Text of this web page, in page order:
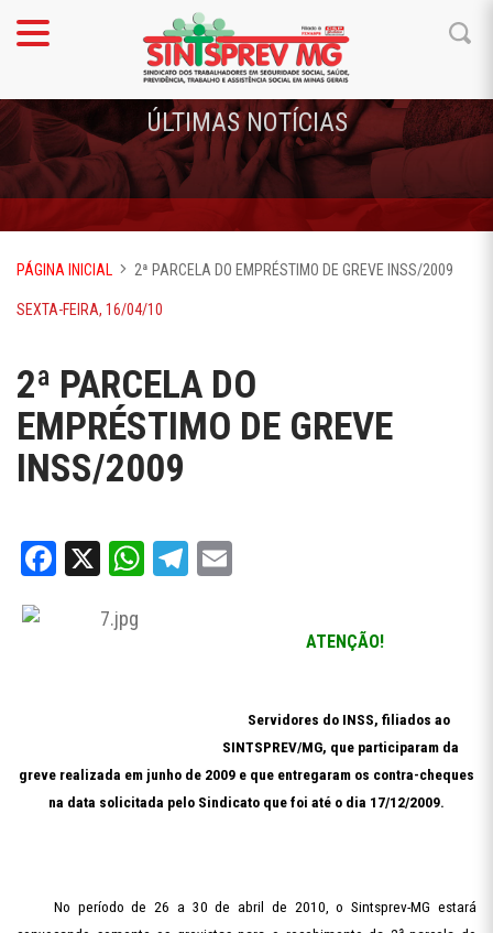
ÚLTIMAS NOTÍCIAS
PÁGINA INICIAL 2ª PARCELA DO EMPRÉSTIMO DE GREVE INSS/2009
SEXTA-FEIRA, 16/04/10
2ª PARCELA DO
EMPRÉSTIMO DE GREVE
INSS/2009
Facebook
X WhatsApp
Telegram
ATENÇÃO!
Servidores do INSS, filiados ao
SINTSPREV/MG, que participaram da
greve realizada em junho de 2009 e que entregaram os contra-cheques
na data solicitada pelo Sindicato que foi até o dia 17/12/2009.
No período de 26 a 30 de abril de 2010, o Sintsprev-MG estará